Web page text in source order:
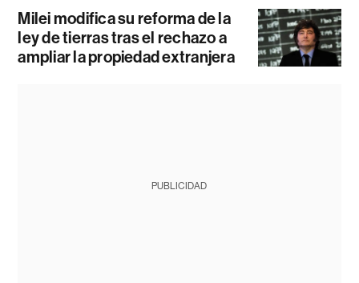
Milei modifica su reforma de la
ley de tierras tras el rechazo a
ampliar la propiedad extranjera
PUBLICIDAD